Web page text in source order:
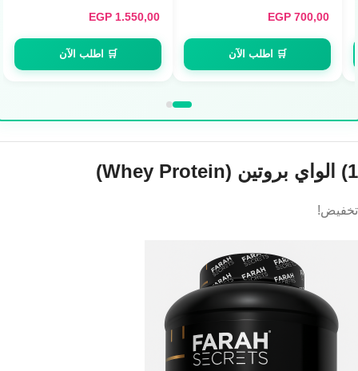
1) الواي بروتين (Whey Protein)
تخفيض!